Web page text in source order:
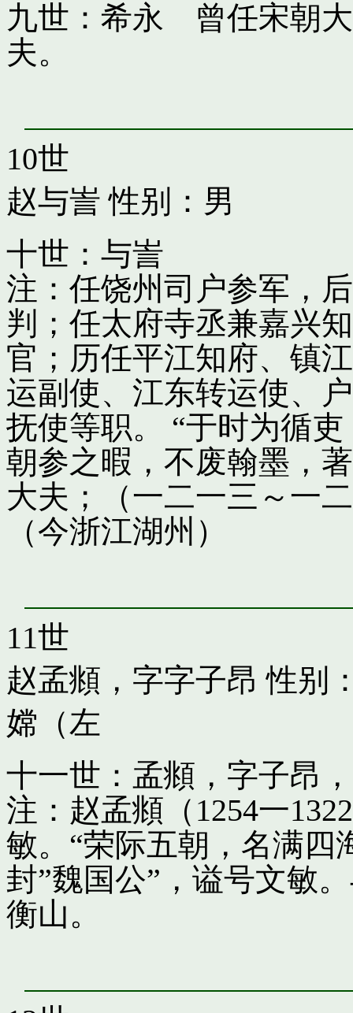
九世：希永 曾任宋朝
夫。
10世
赵与訔 性别：男
十世：与訔
注：任饶州司户参军，
判；任太府寺丞兼嘉兴
官；历任平江知府、镇
运副使、江东转运使、
抚使等职。 “于时为循
朝参之暇，不废翰墨，
大夫；（一二一三～一
（今浙江湖州）
11世
赵孟頫，字字子昂 性别
嫦（左
十一世：孟頫，字子昂
注：赵孟頫（1254一
敏。“荣际五朝，名满四
封”魏国公”，谥号文敏
衡山。